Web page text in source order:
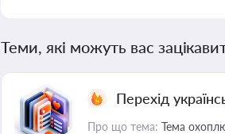
Теми, які можуть вас
Перехід
Про що тема: Тема